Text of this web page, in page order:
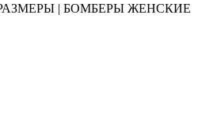
| БОМБЕРЫ ЖЕНСКИЕ